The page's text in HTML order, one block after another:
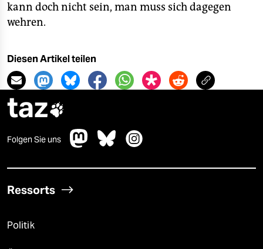
kann doch nicht sein, man muss sich dagegen
wehren.
Diesen Artikel teilen
taz
Folgen Sie uns
Ressorts
Politik